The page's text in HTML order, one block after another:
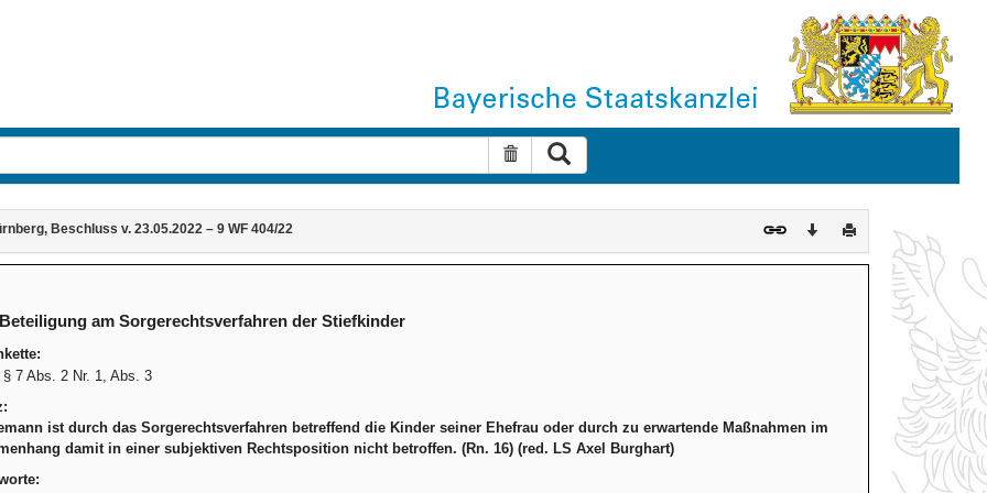
Suche zurücksetzen
Beschluss v. 23.05.2022 – 9 WF 404/22 DownloadDrucken
am Sorgerechtsverfahren der Stiefkinder
§ 7 Abs. 2 Nr. 1, Abs. 3
ist durch das Sorgerechtsverfahren betreffend die Kinder seiner Ehefrau oder durch zu erwartende Maßnahmen im
damit in einer subjektiven Rechtsposition nicht betroffen. (Rn. 16) (red. LS Axel Burghart)